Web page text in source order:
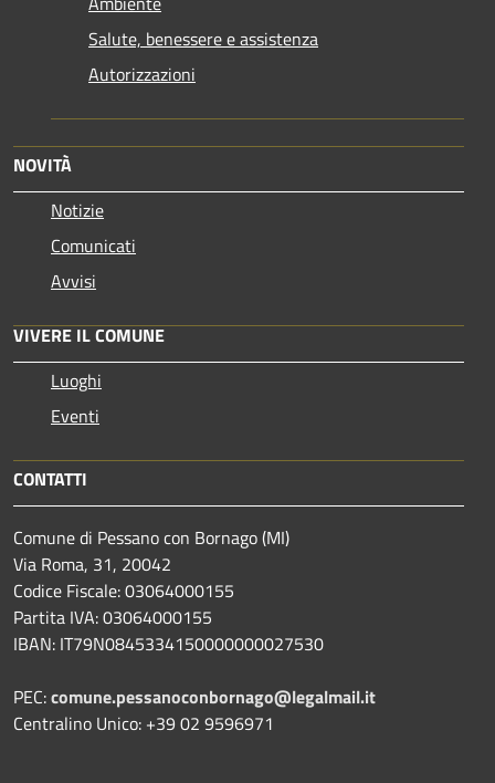
Salute, benessere e assistenza
Autorizzazioni
NOVITÀ
Notizie
Comunicati
Avvisi
VIVERE IL COMUNE
Luoghi
Eventi
CONTATTI
Comune di Pessano con Bornago (MI)
Via Roma, 31, 20042
Codice Fiscale: 03064000155
Partita IVA: 03064000155
IBAN: IT79N0845334150000000027530
PEC:comune.pessanoconbornago@legalmail.it
Centralino Unico: +39 02 9596971